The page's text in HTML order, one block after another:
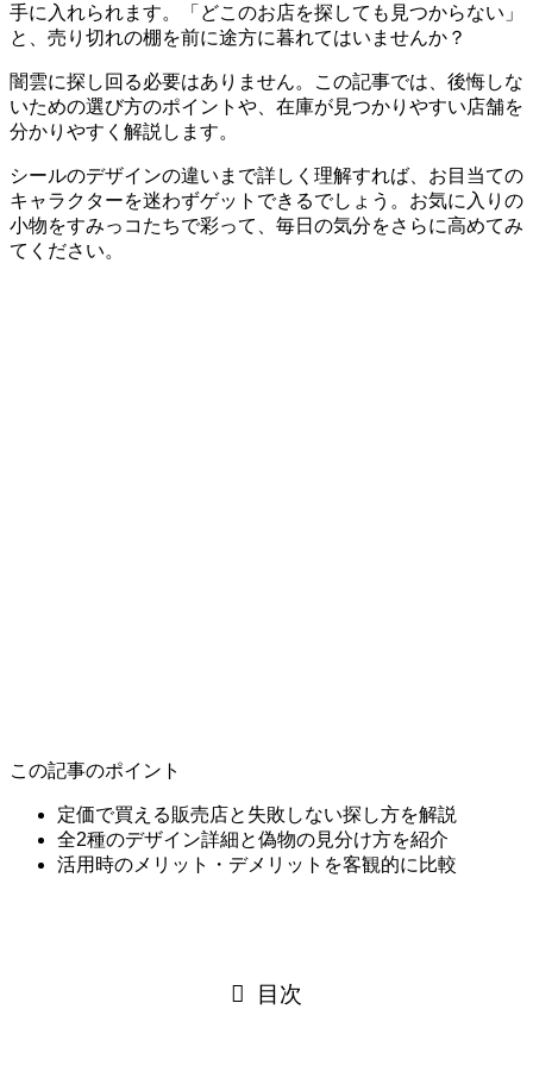
手に入れられます。「どこのお店を探しても見つからない」
と、売り切れの棚を前に途方に暮れてはいませんか？
闇雲に探し回る必要はありません。この記事では、後悔しな
いための選び方のポイントや、在庫が見つかりやすい店舗を
分かりやすく解説します。
シールのデザインの違いまで詳しく理解すれば、お目当ての
キャラクターを迷わずゲットできるでしょう。お気に入りの
小物をすみっコたちで彩って、毎日の気分をさらに高めてみ
てください。
この記事のポイント
定価で買える販売店と失敗しない探し方を解説
全2種のデザイン詳細と偽物の見分け方を紹介
活用時のメリット・デメリットを客観的に比較
目次